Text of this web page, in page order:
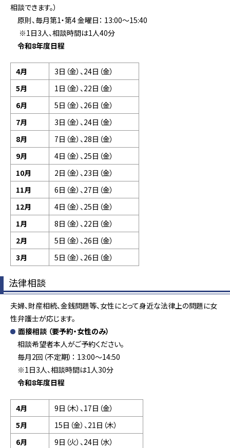
相談できます。）
原則、毎月第1・第4 金曜日： 13:00～15:40
※1日3人、相談時間は1人40分
令和8年度日程
4月
3日（金）、24日（金）
5月
1日（金）、22日（金）
6月
5日（金）、26日（金）
7月
3日（金）、24日（金）
8月
7日（金）、28日（金）
9月
4日（金）、25日（金）
10月
2日（金）、23日（金）
11月
6日（金）、27日（金）
12月
4日（金）、25日（金）
1月
8日（金）、22日（金）
2月
5日（金）、26日（金）
3月
5日（金）、26日（金）
法律相談
夫婦、財産相続、金銭問題等、女性にとって身近な法律上の問題に女
性弁護士が応じます。
面接相談 （要予約・女性のみ）
相談希望者本人がご予約ください。
毎月2回（不定期）： 13:00～14:50
※1日3人、相談時間は1人30分
令和8年度日程
4月
9日（木）、17日（金）
5月
15日（金）、21日（木）
6月
9日（火）、24日（水）